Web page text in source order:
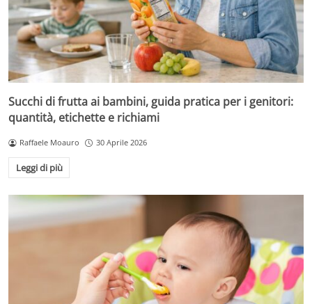
Succhi di frutta ai bambini, guida pratica per i genitori:
quantità, etichette e richiami
Raffaele Moauro 30 Aprile 2026
Leggi di più